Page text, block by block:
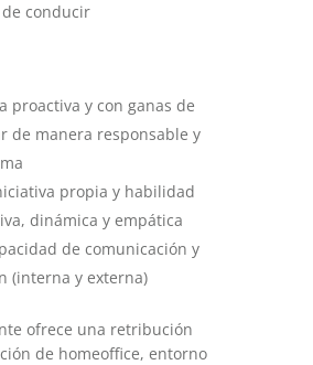
conducir
proactiva y con ganas de
de manera responsable y
propia y habilidad
dinámica y empática
de comunicación y
(interna y externa)
ofrece una retribución
de homeoffice, entorno